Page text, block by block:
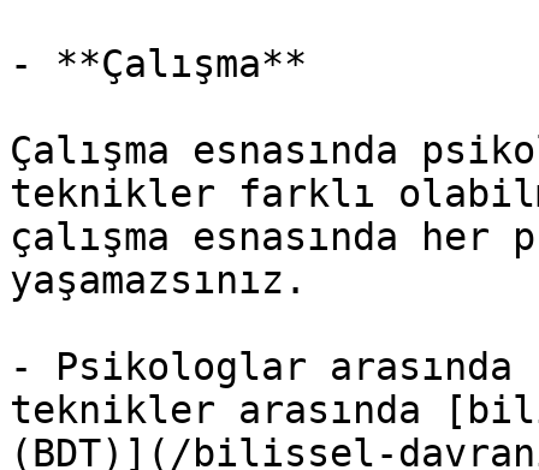
- **Çalışma**
Çalışma esnasında
teknikler farklı
çalışma esnasında
yaşamazsınız.
- Psikologlar
teknikler arasında
(BDT)](/bilissel-